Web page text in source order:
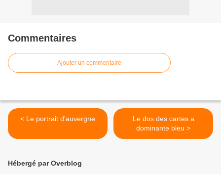
Commentaires
Ajouter un commentaire
< Le portrait d'auvergne
Le dos des cartes a
dominante bleu >
Hébergé par Overblog